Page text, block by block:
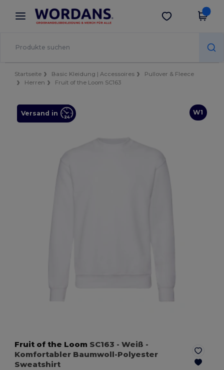
× Wordans App
Bessere Preise in der App!
App holen
Startseite Basic Kleidung | Accessoires
Pullover & Fleece
Herren
Fruit of the Loom SC163
W1
Versand in
Fruit of the Loom SC163 - Weiß -
Komfortabler Baumwoll-Polyester
Sweatshirt